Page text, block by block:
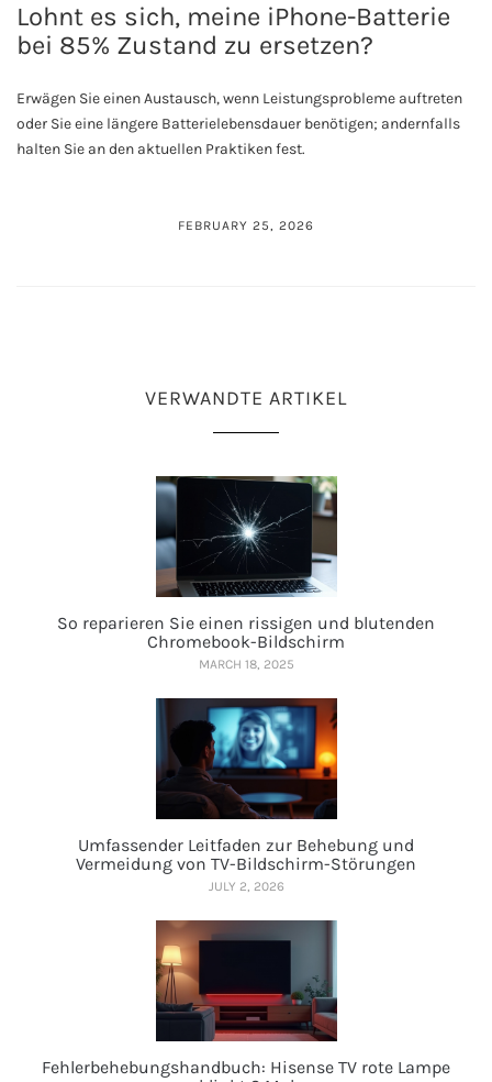
Lohnt es sich, meine iPhone-Batterie
bei 85% Zustand zu ersetzen?
Erwägen Sie einen Austausch, wenn Leistungsprobleme auftreten
oder Sie eine längere Batterielebensdauer benötigen; andernfalls
halten Sie an den aktuellen Praktiken fest.
FEBRUARY 25, 2026
VERWANDTE ARTIKEL
So reparieren Sie einen rissigen und blutenden
Chromebook-Bildschirm
MARCH 18, 2025
Umfassender Leitfaden zur Behebung und
Vermeidung von TV-Bildschirm-Störungen
JULY 2, 2026
Fehlerbehebungshandbuch: Hisense TV rote Lampe